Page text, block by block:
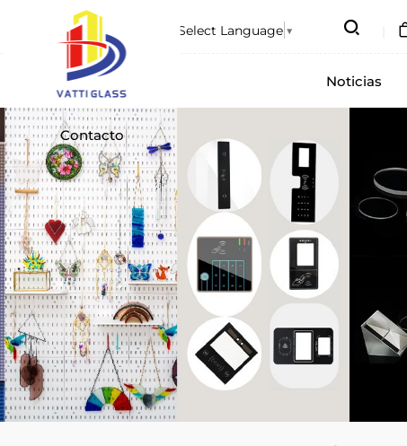
Select Language ▼
Noticias
Contacto